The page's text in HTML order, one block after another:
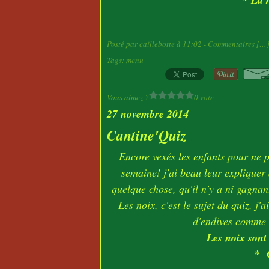
Posté par caillebotte à 11:02 - Commentaires [… ]
Tags: menu
Vous aimez ? 0 vote
27 novembre 2014
Cantine'Quiz
Encore vexés les enfants pour
semaine! j'ai beau leur expliquer
quelque chose, qu'il n'y a ni
Les noix, c'est le sujet du quiz,
d'endives
Les noix
*